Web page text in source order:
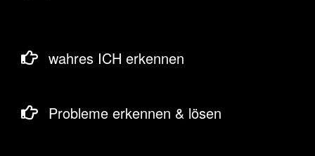
wahres ICH erkennen
Probleme erkennen & lösen